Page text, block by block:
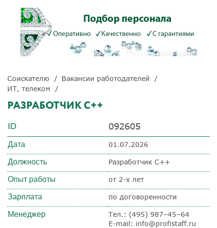
Соискателю
Вакансии работодателей
ИТ, телеком
РАЗРАБОТЧИК С++
ID 092605
Дата 01.07.2026
Должность Разработчик С++
Опыт работы от 2-х лет
Зарплата по договоренности
Менеджер
Тел.: (495) 987–45–64
E-mail: info@profistaff.ru